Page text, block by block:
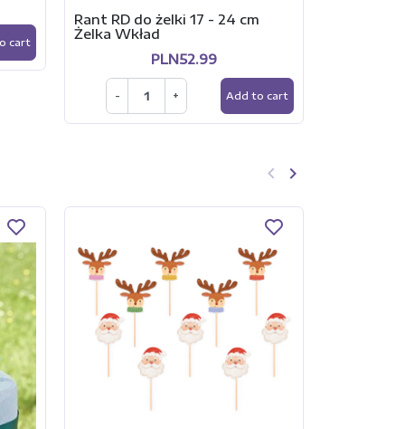
cart
Rant RD do żelki 17 - 24 cm
Żelka Wkład
PLN52.99
- + Add to cart
Previous
keyboard_arrow_left Next
keyboard_arrow_right